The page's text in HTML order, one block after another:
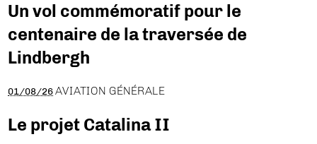
Un vol commémoratif pour le
centenaire de la traversée de
Lindbergh
01/08/26 AVIATION GÉNÉRALE
Le projet Catalina II